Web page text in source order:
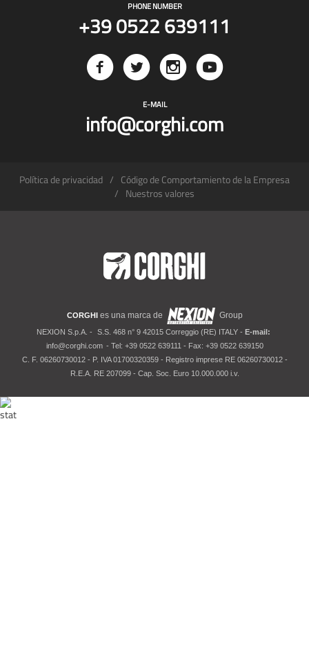
PHONE NUMBER
+39 0522 639111
E-MAIL
info@corghi.com
Política de privacidad
Código de Comportamiento de la Empresa
Nuestros valores
CORGHI es una marca de Group
NEXION S.p.A. - S.S. 468 n° 9 42015 Correggio (RE) ITALY - E-mail:
info@corghi.com - Tel: +39 0522 639111 - Fax: +39 0522 639150
C. F. 06260730012 - P. IVA 01700320359 - Registro imprese RE 06260730012 -
R.E.A. RE 207099 - Cap. Soc. Euro 10.000.000 i.v.